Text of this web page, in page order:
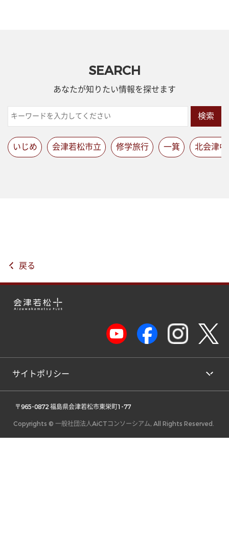
SEARCH
あなたが知りたい情報を探せます
検索
いじめ 会津若松市立 修学旅行 一箕 北会津中
戻る
サイトポリシー
〒965-0872 福島県会津若松市東栄町1-77
Copyrights © 一般社団法人AiCTコンソーシアム, All Rights Reserved.